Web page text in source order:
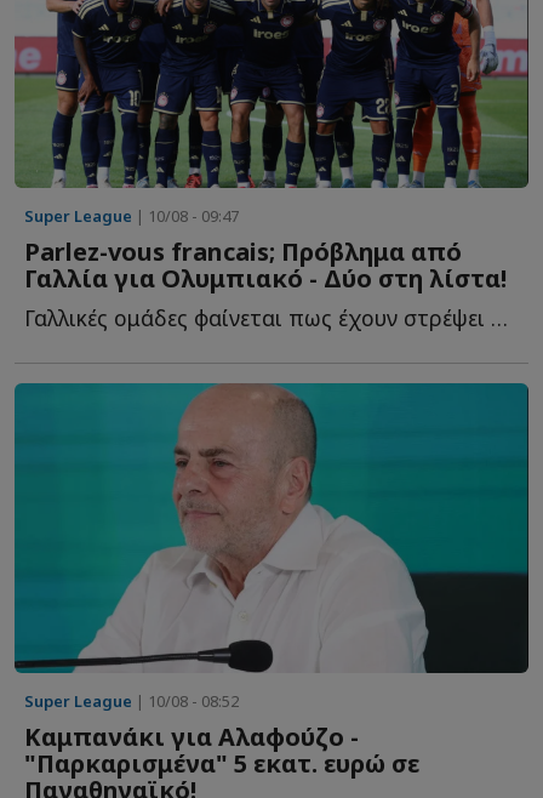
Super League | 10/08 - 09:47
Parlez-vous francais; Πρόβλημα από
Γαλλία για Ολυμπιακό - Δύο στη λίστα!
Γαλλικές ομάδες φαίνεται πως έχουν στρέψει την προσοχή τ...
Super League | 10/08 - 08:52
Καμπανάκι για Αλαφούζο -
"Παρκαρισμένα" 5 εκατ. ευρώ σε
Παναθηναϊκό!